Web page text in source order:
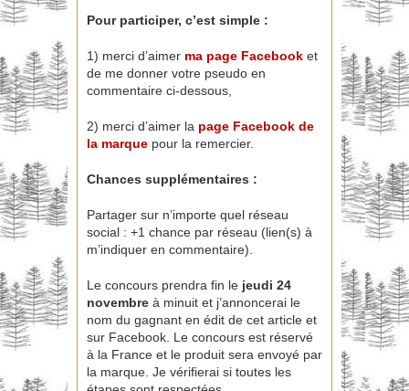
Pour participer, c’est simple :
1) merci d’aimer ma page Facebook et
de me donner votre pseudo en
commentaire ci-dessous,
2) merci d’aimer la page Facebook de
la marque pour la remercier.
Chances supplémentaires :
Partager sur n’importe quel réseau
social : +1 chance par réseau (lien(s) à
m’indiquer en commentaire).
Le concours prendra fin le jeudi 24
novembre à minuit et j’annoncerai le
nom du gagnant en édit de cet article et
sur Facebook. Le concours est réservé
à la France et le produit sera envoyé par
la marque. Je vérifierai si toutes les